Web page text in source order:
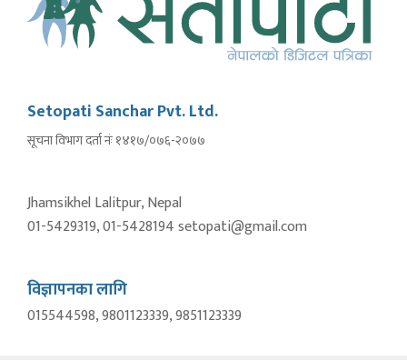
Setopati Sanchar Pvt. Ltd.
सूचना विभाग दर्ता नंः १४१७/०७६-२०७७
Jhamsikhel Lalitpur, Nepal
01-5429319, 01-5428194 setopati@gmail.com
विज्ञापनका लागि
015544598, 9801123339, 9851123339